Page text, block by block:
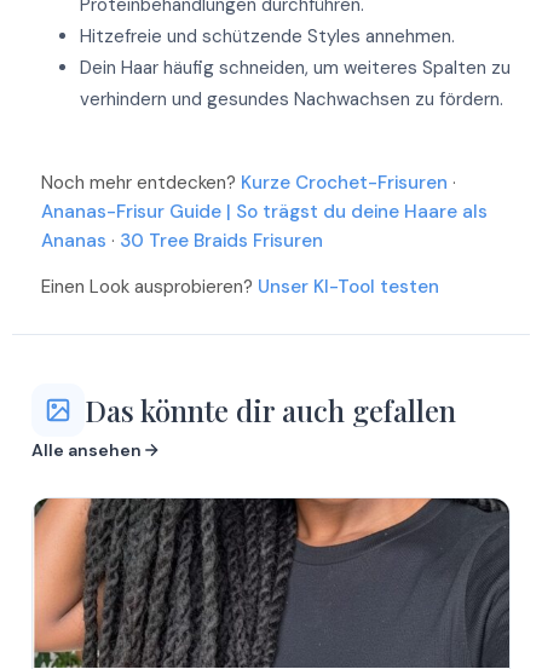
Mehr
Mehr
Hitzefreie und schützende Styles annehmen.
Dein Haar häufig schneiden, um weiteres Spalten zu
verhindern und gesundes Nachwachsen zu fördern.
Noch mehr entdecken? Kurze Crochet-Frisuren ·
Ananas-Frisur Guide | So trägst du deine Haare als
Ananas · 30 Tree Braids Frisuren
Einen Look ausprobieren? Unser KI-Tool testen
Das könnte dir auch gefallen
Alle ansehen